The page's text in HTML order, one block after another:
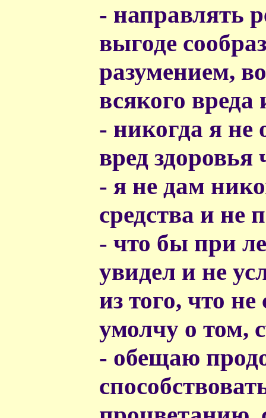
- направлять
выгоде
разумением,
всякого
- никогда я не
вред здоровья
- я не дам
средства и не
- что бы при
увидел и не
из того, что
умолчу о том,
- обещаю